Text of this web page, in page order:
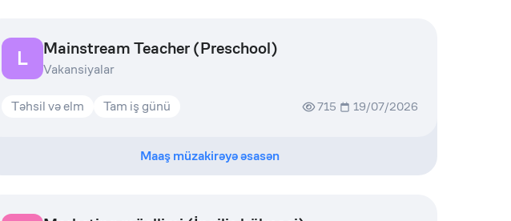
L Mainstream Teacher (Preschool)
Vakansiyalar
Təhsil və elm Tam iş günü 715 19/07/2026
Maaş müzakirəyə əsasən